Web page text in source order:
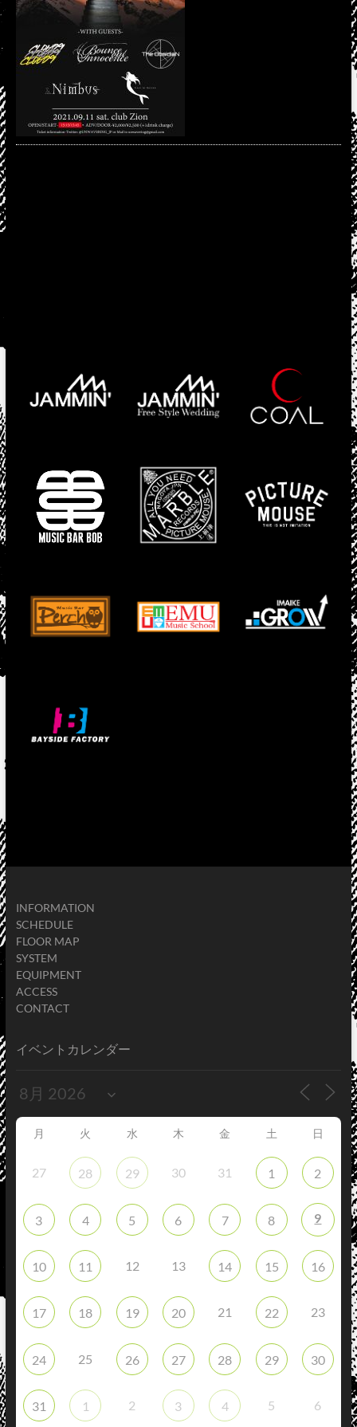
INFORMATION
SCHEDULE
FLOOR MAP
SYSTEM
EQUIPMENT
ACCESS
CONTACT
イベントカレンダー
月 火 水 木 金 土 日
27 28 29 30 31 1 2
3 4 5 6 7 8 9
10 11 12 13 14 15 16
17 18 19 20 21 22 23
24 25 26 27 28 29 30
31 1 2 3 4 5 6